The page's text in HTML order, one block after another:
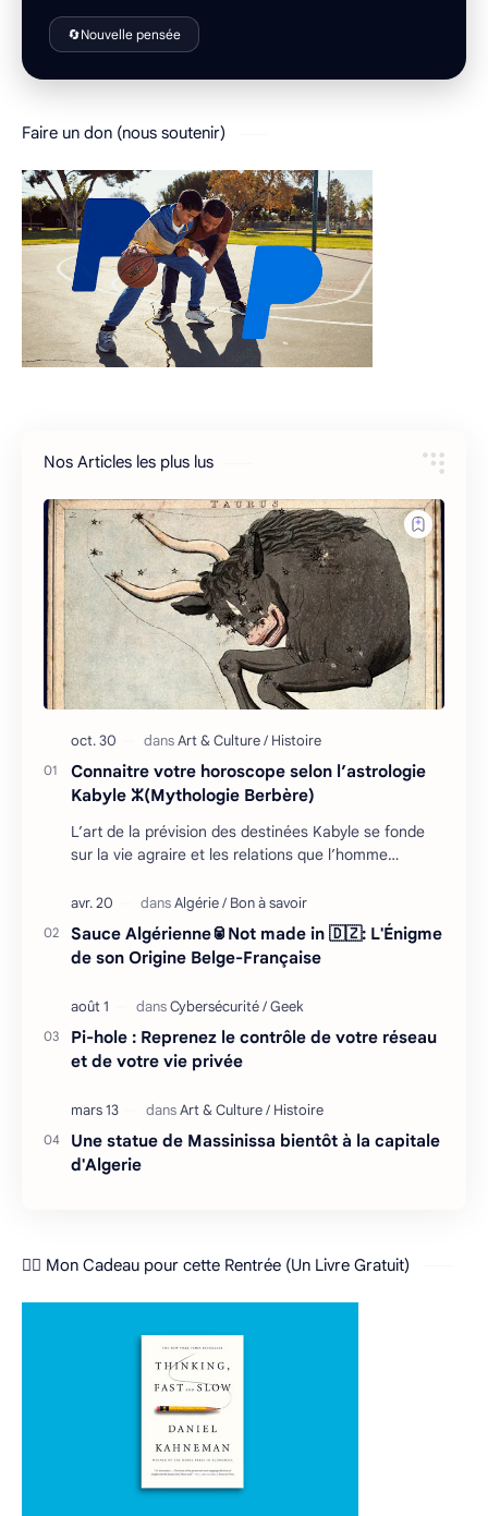
🔄Nouvelle pensée
Faire un don (nous soutenir)
Nos Articles les plus lus
Connaitre votre horoscope selon l’astrologie
Kabyle ⵣ(Mythologie Berbère)
L’art de la prévision des destinées Kabyle se fonde
sur la vie agraire et les relations que l’homme
Sauce Algérienne🥫Not made in 🇩🇿: L'Énigme
de son Origine Belge-Française
Pi-hole : Reprenez le contrôle de votre réseau
et de votre vie privée
Une statue de Massinissa bientôt à la capitale
d'Algerie
❤️‍🔥 Mon Cadeau pour cette Rentrée (Un Livre Gratuit)